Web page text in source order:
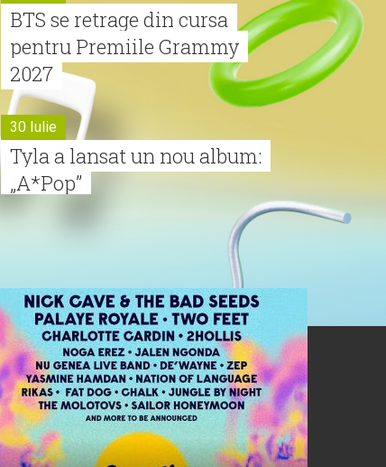
BTS se retrage din cursa
pentru Premiile Grammy
2027
30 Iulie
Tyla a lansat un nou album:
„A*Pop”
Alexia lansează videoclipul
oficial pentru „Nu mai am
nume”
29 Iulie
Trupa Altceva a încheiat
sezonul Morning ZU cu un
moment live memorabil